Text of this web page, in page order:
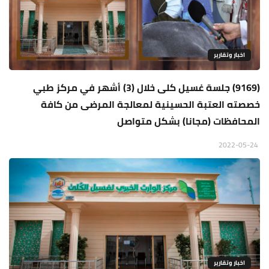
اخبار وتقارير
(9169) جلسة غسيل كلى خلال (3) أشهر في مركز طبي
خصصته العتبة الحسينية لمعالجة المرضى من كافة
المحافظات (مجانا) بشكل متواصل
اخبار وتقارير